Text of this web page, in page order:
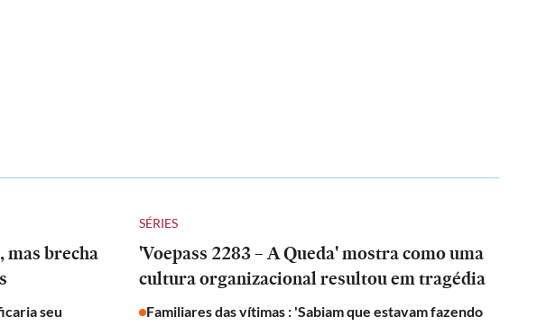
brecha
seu
SÉRIES
'Voepass 2283 – A Queda' mostra como uma
cultura organizacional resultou em tragédia
Familiares das vítimas : 'Sabiam que estavam fazendo